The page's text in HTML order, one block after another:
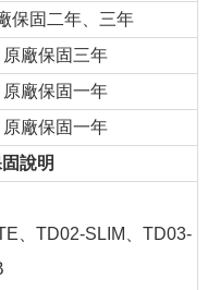
保固二年、三年
原廠保固三年
原廠保固一年
原廠保固一年
說明
、TD02-SLIM、TD03-